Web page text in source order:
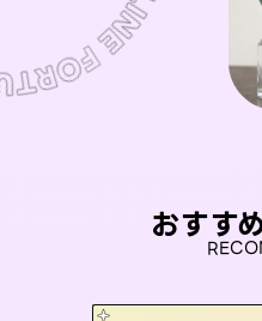
おすす